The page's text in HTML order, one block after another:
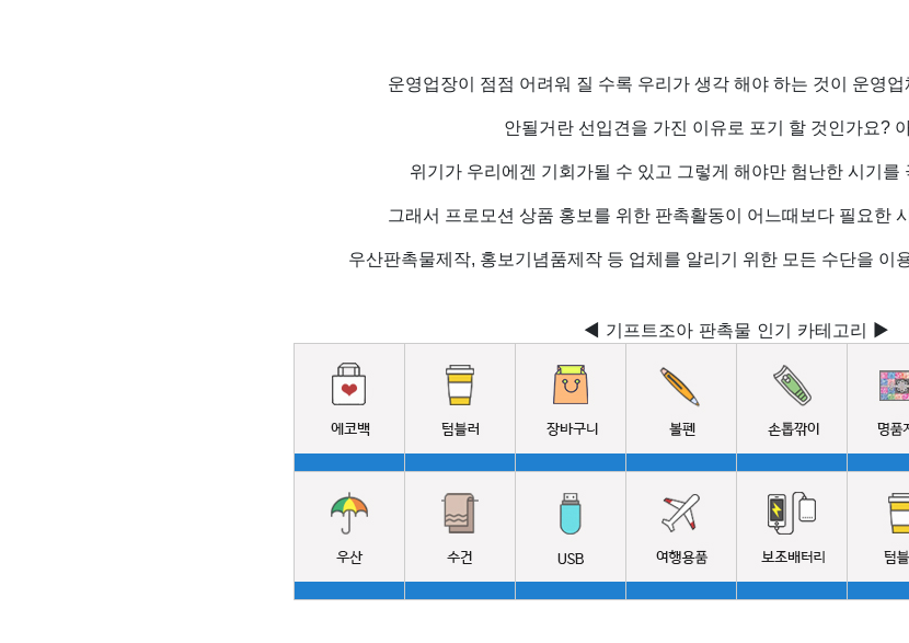
운영업장이 점점 어려워 질 수록 우리가 생각 해야 하는 것이 운영
안될거란 선입견을 가진 이유로 포기 할 것인가요?
위기가 우리에겐 기회가될 수 있고 그렇게 해야만 험난한 시기를
그래서 프로모션 상품 홍보를 위한 판촉활동이 어느때보다 필요한
우산판촉물제작, 홍보기념품제작 등 업체를 알리기 위한 모든 수단을 이
◀ 기프트조아 판촉물 인기 카테고리 ▶